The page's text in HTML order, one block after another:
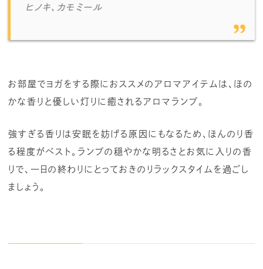
ヒノキ、カモミール
お部屋でヨガをする際におススメのアロマアイテムは、ほの
かな香りと優しい灯りに癒されるアロマランプ。
強すぎる香りは安眠を妨げる原因にもなるため、ほんのり香
る程度がベスト。ランプの穏やかな明るさとお気に入りの香
りで、一日の終わりにとっておきのリラックスタイムを過ごし
ましょう。